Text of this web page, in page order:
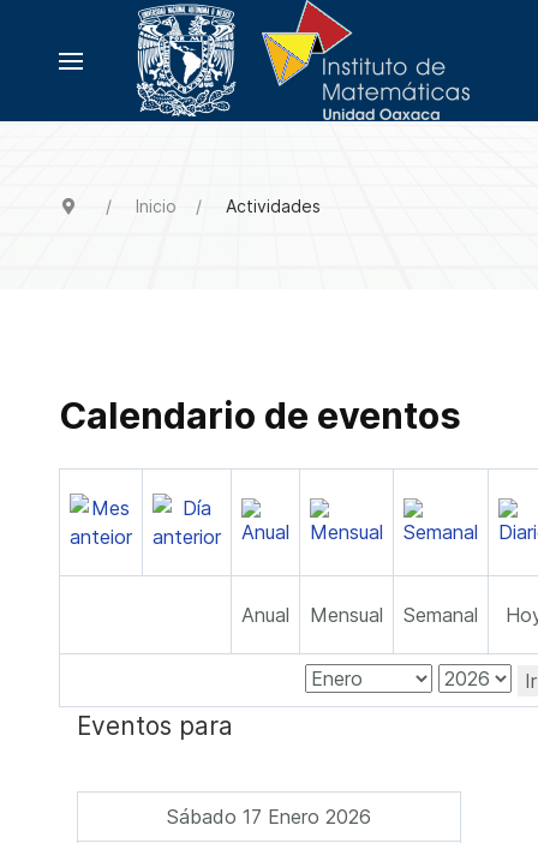
Inicio Actividades
Calendario de eventos
Anual Mensual Semanal
Eventos para
Sábado 17 Enero 2026